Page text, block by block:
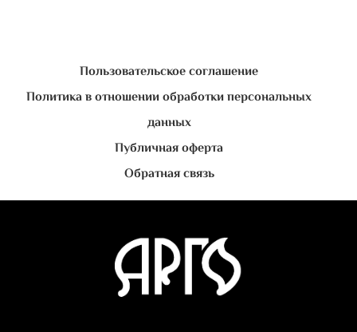
Пользовательское соглашение
Политика в отношении обработки персональных
данных
Публичная оферта
Обратная связь